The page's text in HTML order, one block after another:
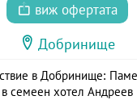
виж офертата
Добринище
в Добринище:
в семеен хотел Андреев